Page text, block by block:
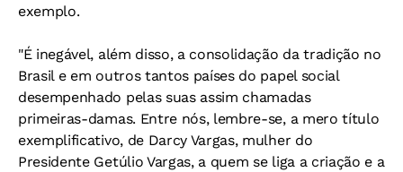
exemplo.
"É inegável, além disso, a consolidação da tradição no
Brasil e em outros tantos países do papel social
desempenhado pelas suas assim chamadas
primeiras-damas. Entre nós, lembre-se, a mero título
exemplificativo, de Darcy Vargas, mulher do
Presidente Getúlio Vargas, a quem se liga a criação e a